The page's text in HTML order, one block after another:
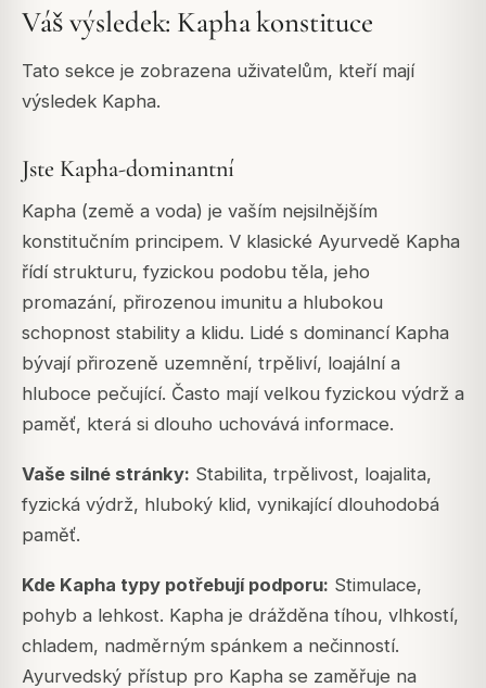
Váš výsledek: Kapha konstituce
Tato sekce je zobrazena uživatelům, kteří mají
výsledek Kapha.
Jste Kapha-dominantní
Kapha (země a voda) je vaším nejsilnějším
konstitučním principem. V klasické Ayurvedě Kapha
řídí strukturu, fyzickou podobu těla, jeho
promazání, přirozenou imunitu a hlubokou
schopnost stability a klidu. Lidé s dominancí Kapha
bývají přirozeně uzemnění, trpěliví, loajální a
hluboce pečující. Často mají velkou fyzickou výdrž a
paměť, která si dlouho uchovává informace.
Vaše silné stránky: Stabilita, trpělivost, loajalita,
fyzická výdrž, hluboký klid, vynikající dlouhodobá
paměť.
Kde Kapha typy potřebují podporu: Stimulace,
pohyb a lehkost. Kapha je drážděna tíhou, vlhkostí,
chladem, nadměrným spánkem a nečinností.
Ayurvedský přístup pro Kapha se zaměřuje na